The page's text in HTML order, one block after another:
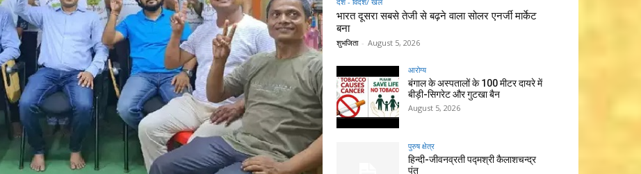
भारत दूसरा सबसे तेजी से बढ़ने वाला सोलर एनर्जी मार्केट
बना
शुभजिता - August 5, 2026
आरोग्य
बंगाल के अस्पतालों के 100 मीटर दायरे में
बीड़ी-सिगरेट और गुटखा बैन
August 5, 2026
पुरुष क्षेत्र
हिन्‍दी-जीवनव्रती पद्मश्री कैलाशचन्‍द्र
पंत